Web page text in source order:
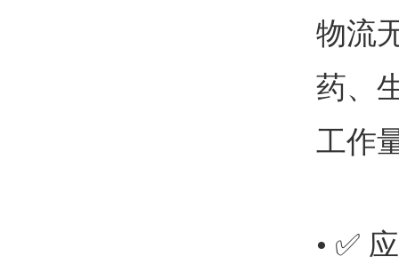
物流
药、
工作
• ✅